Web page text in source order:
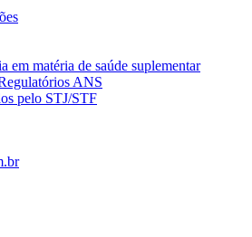
em matéria de saúde suplementar
ANS
pelo STJ/STF